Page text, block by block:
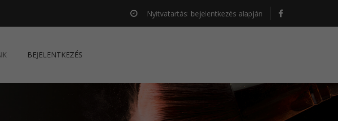
Nyitvatartás: bejelentkezés alapján
BEJELENTKEZÉS